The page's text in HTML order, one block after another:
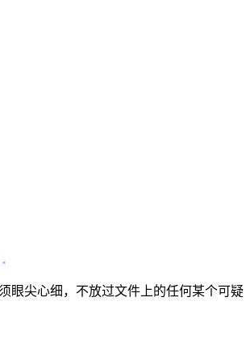
眼尖心细，不放过文件上的任何某个可疑